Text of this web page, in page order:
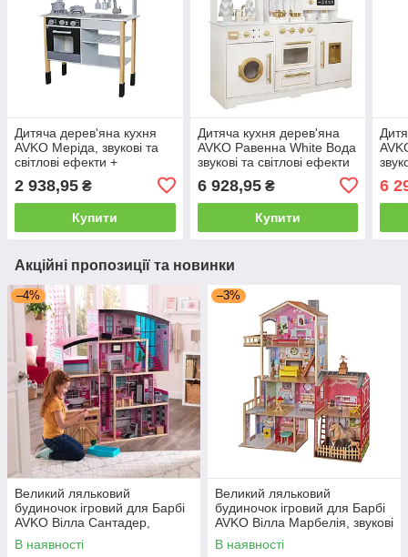
Дитяча дерев'яна кухня
AVKO Меріда, звукові та
світлові ефекти +
2 938,95 ₴
Купити
Дитяча кухня дерев'яна
AVKO Равенна White Вода
звукові та світлові ефекти
6 928,95₴
Купити
6
Акційні пропозиції та новинки
–4%
Великий ляльковий
будиночок ігровий для Барбі
AVKO Вілла Сантадер,
звукові та світлові ефекти
В наявності
–3%
Великий ляльковий
будиночок ігровий для Барбі
AVKO Вілла Марбелія, звукові
та світлові ефекти
В наявності